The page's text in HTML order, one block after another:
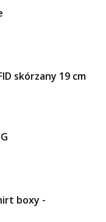
skórzany 19 cm
boxy -